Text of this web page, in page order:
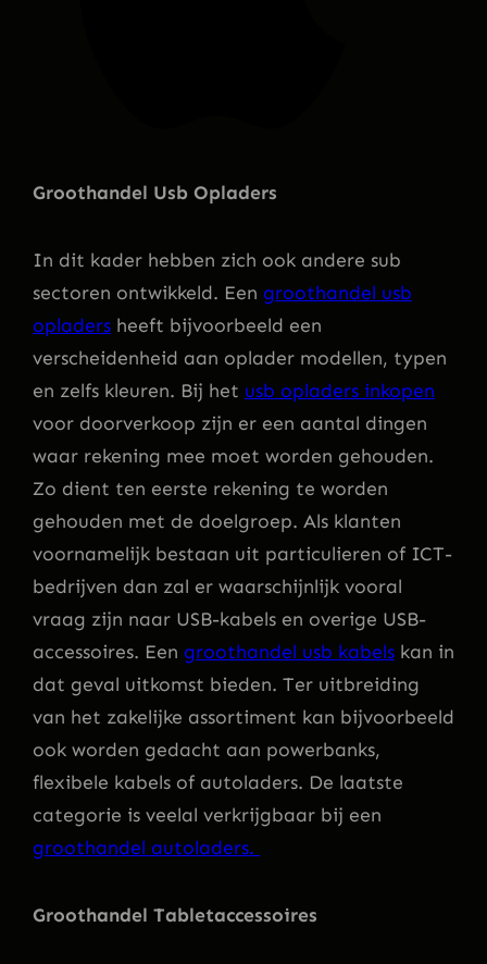
Groothandel Usb Opladers
In dit kader hebben zich ook andere sub
sectoren ontwikkeld. Een groothandel usb
opladers heeft bijvoorbeeld een
verscheidenheid aan oplader modellen, typen
en zelfs kleuren. Bij het usb opladers inkopen
voor doorverkoop zijn er een aantal dingen
waar rekening mee moet worden gehouden.
Zo dient ten eerste rekening te worden
gehouden met de doelgroep. Als klanten
voornamelijk bestaan uit particulieren of ICT-
bedrijven dan zal er waarschijnlijk vooral
vraag zijn naar USB-kabels en overige USB-
accessoires. Een groothandel usb kabels kan in
dat geval uitkomst bieden. Ter uitbreiding
van het zakelijke assortiment kan bijvoorbeeld
ook worden gedacht aan powerbanks,
flexibele kabels of autoladers. De laatste
categorie is veelal verkrijgbaar bij een
groothandel autoladers.
Groothandel Tabletaccessoires